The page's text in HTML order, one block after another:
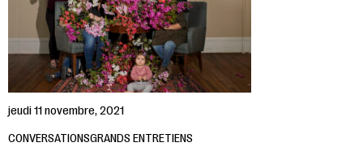
jeudi 11 novembre, 2021
CONVERSATIONSGRANDS ENTRETIENS